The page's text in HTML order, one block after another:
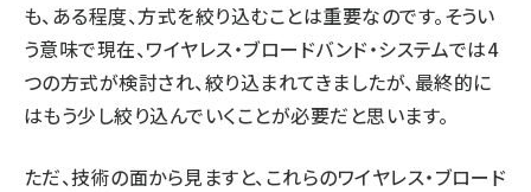
も、ある程度、方式を絞り込むことは重要なのです。そうい
う意味で現在、ワイヤレス・ブロードバンド・システムでは4
つの方式が検討され、絞り込まれてきましたが、最終的に
はもう少し絞り込んでいくことが必要だと思います。
ただ、技術の面から見ますと、これらのワイヤレス・ブロード